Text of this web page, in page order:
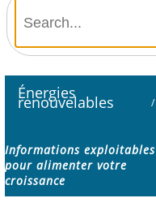
Énergies
renouvelables /
Informations exploitables
pour alimenter votre
croissance